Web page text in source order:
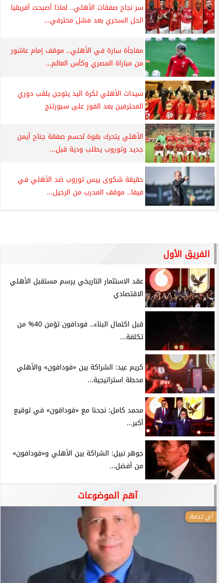
سر نجاح صفقات الأهلي.. لماذا أصبحت أفريقيا
الحل السحري بعد فشل محترفي...
مفاجأة سارة في الأهلي.. موقف إمام عاشور
من مباراة المصري وكأس العالم...
سيدات الأهلي لكرة اليد يتوجن بلقب دوري
المحترفين بعد الفوز على سبورتنج
الأهلي يتحرك بقوة لحسم صفقة جناح أيمن
جديد وتوروب يطلب ودية قبل...
حقيقة شكوى ييس توروب ضد الأهلي في
فيفا.. موقف المدرب من الرحيل...
الفريق الأول
عقد الاستثمار التاريخي يرسم مستقبل الأهلي
الاقتصادي
قبل اكتمال البناء.. فودافون تؤمن 40% من
تكلفة...
كريم عيد: الشراكة بين «فودافون» والأهلي
محطة استراتيجية...
محمد كامل: نجحنا مع «فودافون» في توقيع
أكبر...
جوهر نبيل: الشراكة بين الأهلي و«فودافون»
من أفضل...
آهم الموضوعات
أي خدمة